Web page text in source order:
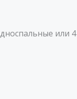
или